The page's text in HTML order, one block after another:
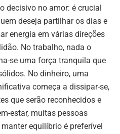
decisivo no amor: é crucial
deseja partilhar os dias e
energia em várias direções
No trabalho, nada o
se uma força tranquila que
No dinheiro, uma
começa a dissipar-se,
que serão reconhecidos e
estar, muitas pessoas
equilíbrio é preferível